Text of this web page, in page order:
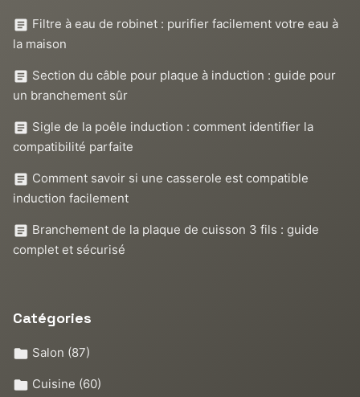
Filtre à eau de robinet : purifier facilement votre eau à
la maison
Section du câble pour plaque à induction : guide pour
un branchement sûr
Sigle de la poêle induction : comment identifier la
compatibilité parfaite
Comment savoir si une casserole est compatible
induction facilement
Branchement de la plaque de cuisson 3 fils : guide
complet et sécurisé
Catégories
Salon (87)
Cuisine (60)